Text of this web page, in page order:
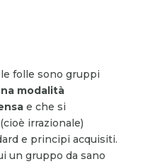
folle sono gruppi
modalità
e che si
irrazionale)
e principi acquisiti.
un gruppo da sano